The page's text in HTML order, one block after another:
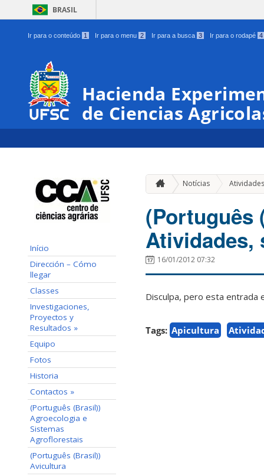
BRASIL
Ir para o conteúdo 1 Ir para o menu 2 Ir para a busca 3 Ir para o rodapé 4
Hacienda
de Ciencias
Início
Dirección – Cómo
llegar
Classes
Investigaciones,
Proyectos y
Resultados »
Equipo
Fotos
Historia
Contactos »
(Português (Brasil))
Agroecologia e
Sistemas
Agroflorestais
(Português (Brasil))
Avicultura
Notícias
(Português
Atividades,
16/01/2012 07:32
Disculpa, pero esta entrada
Tags: Apicultura